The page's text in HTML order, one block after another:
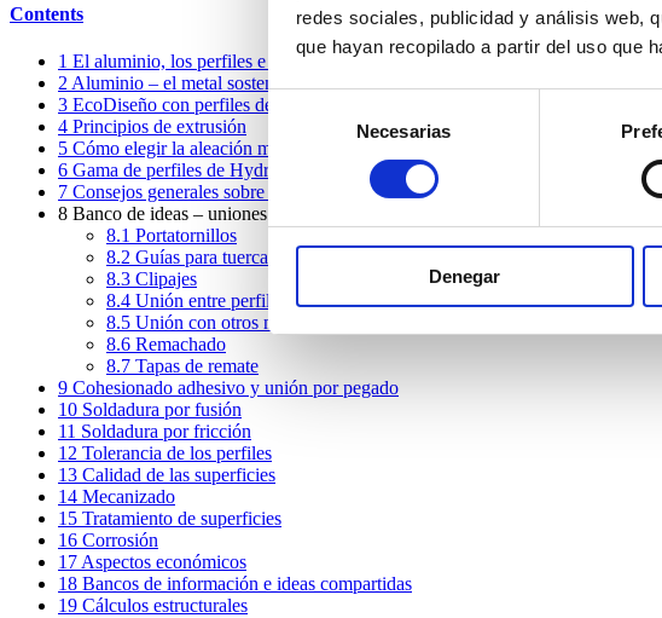
redes sociales, publicidad y análisis web,
que hayan recopilado a partir del uso que
Selección
consentimiento
Necesarias
Denegar
Contents
1 El aluminio, los perfiles e Hydro
2 Aluminio – el metal sostenible
3 EcoDiseño con perfiles de aluminio
4 Principios de extrusión
5 Cómo elegir la aleación más adecuada
6 Gama de perfiles de Hydro
7 Consejos generales sobre diseño
8 Banco de ideas – uniones mecánicas
8.1 Portatornillos
8.2 Guías para tuercas o cabezas de perno
8.3 Clipajes
8.4 Unión entre perfiles
8.5 Unión con otros materiales
8.6 Remachado
8.7 Tapas de remate
9 Cohesionado adhesivo y unión por pegado
10 Soldadura por fusión
11 Soldadura por fricción
12 Tolerancia de los perfiles
13 Calidad de las superficies
14 Mecanizado
15 Tratamiento de superficies
16 Corrosión
17 Aspectos económicos
18 Bancos de información e ideas compartidas
19 Cálculos estructurales